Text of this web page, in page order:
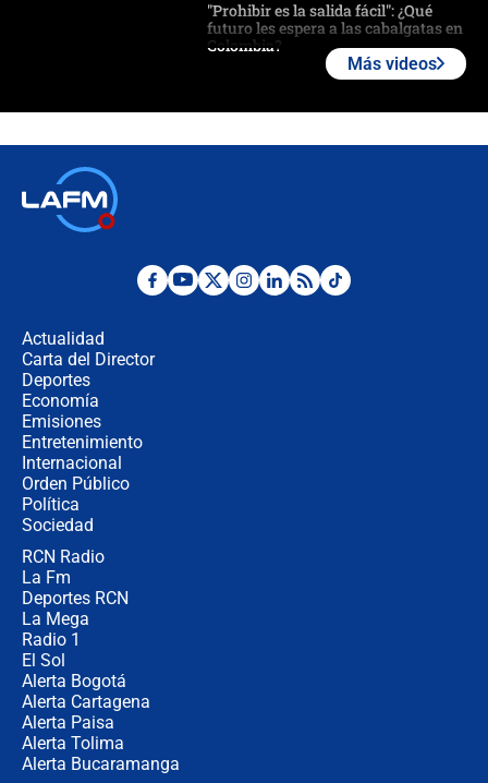
"Prohibir es la salida fácil": ¿Qué
futuro les espera a las cabalgatas en
Colombia?
uso de la UNDMO ante posibles
Tras su posesión, presidente De la
Más videos
Actualidad
Carta del Director
Deportes
Economía
Emisiones
Entretenimiento
Internacional
Orden Público
Política
Sociedad
RCN Radio
La Fm
Deportes RCN
La Mega
Radio 1
El Sol
Alerta Bogotá
Alerta Cartagena
Alerta Paisa
Alerta Tolima
Alerta Bucaramanga